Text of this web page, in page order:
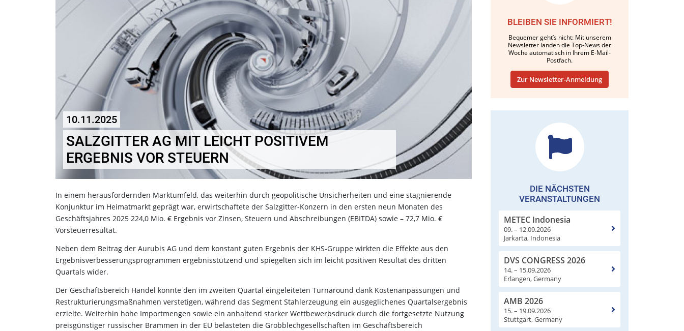
10.11.2025
SALZGITTER AG MIT LEICHT POSITIVEM
ERGEBNIS VOR STEUERN
In einem herausfordernden Marktumfeld, das weiterhin durch geopolitische Unsicherheiten und eine stagnierende
Konjunktur im Heimatmarkt geprägt war, erwirtschaftete der Salzgitter-Konzern in den ersten neun Monaten des
Geschäftsjahres 2025 224,0 Mio. € Ergebnis vor Zinsen, Steuern und Abschreibungen (EBITDA) sowie – 72,7 Mio. €
Vorsteuerresultat.
Neben dem Beitrag der Aurubis AG und dem konstant guten Ergebnis der KHS-Gruppe wirkten die Effekte aus den
Ergebnisverbesserungsprogrammen ergebnisstützend und spiegelten sich im leicht positiven Resultat des dritten
Quartals wider.
Der Geschäftsbereich Handel konnte den im zweiten Quartal eingeleiteten Turnaround dank Kostenanpassungen und
Restrukturierungsmaßnahmen verstetigen, während das Segment Stahlerzeugung ein ausgeglichenes Quartalsergebnis
erzielte. Weiterhin hohe Importmengen sowie ein anhaltend starker Wettbewerbsdruck durch die fortgesetzte Nutzung
preisgünstiger russischer Brammen in der EU belasteten die Grobblechgesellschaften im Geschäftsbereich
BLEIBEN SIE INFORMIERT!
Bequemer geht’s nicht: Mit unserem
Newsletter landen die Top-News der
Woche automatisch in Ihrem E-Mail-
Postfach.
Zur Newsletter-Anmeldung
DIE NÄCHSTEN
VERANSTALTUNGEN
METEC Indonesia
09. – 12.09.2026
Jarkarta, Indonesia
DVS CONGRESS 2026
14. – 15.09.2026
Erlangen, Germany
AMB 2026
15. – 19.09.2026
Stuttgart, Germany